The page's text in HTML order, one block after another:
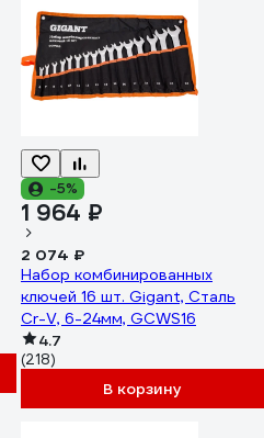
-5%
1 964 ₽
2 074 ₽
Набор комбинированных
ключей 16 шт. Gigant, Сталь
Cr-V, 6-24мм, GCWS16
4.7
(218)
В корзину